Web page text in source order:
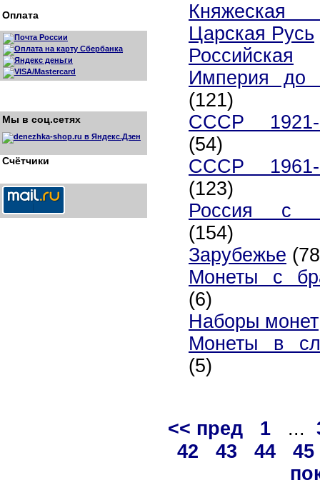
Оплата
Мы в соц.сетях
Счётчики
Царская Русь
Российская
Империя до
(121)
СССР 1921-
(54)
СССР 1961-
(123)
Россия с
(154)
Зарубежье
Монеты с
(6)
Наборы монет
Монеты в
(5)
<< пред 1 ...
42
43 44
45